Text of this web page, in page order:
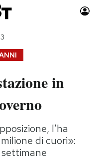
Moda
Consumismi
Storie/Idee
Ok Boomer!
in
l'ha
di cuori»: